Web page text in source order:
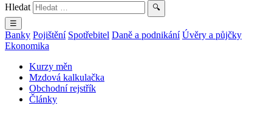
Hledat
🔍
☰
Banky Pojištění Spotřebitel Daně a podnikání Úvěry a půjčky
Ekonomika
Kurzy měn
Mzdová kalkulačka
Obchodní rejstřík
Články